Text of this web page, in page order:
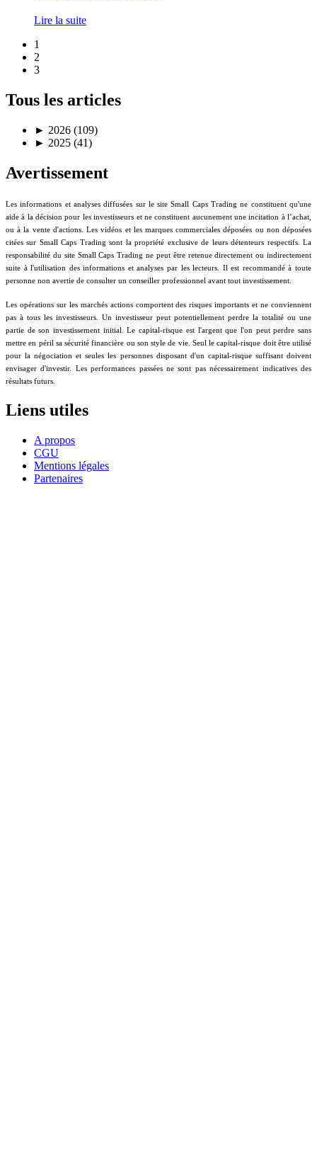
Lire la suite
1
2
3
Tous les articles
► 2026 (109)
► 2025 (41)
Avertissement
Les informations et analyses diffusées sur le site Small Caps Trading ne constituent qu'une
aide à la décision pour les investisseurs et ne constituent aucunement une incitation à l’achat,
ou à la vente d'actions. Les vidéos et les marques commerciales déposées ou non déposées
citées sur Small Caps Trading sont la propriété exclusive de leurs détenteurs respectifs. La
responsabilité du site Small Caps Trading ne peut être retenue directement ou indirectement
suite à l'utilisation des informations et analyses par les lecteurs. Il est recommandé à toute
personne non avertie de consulter un conseiller professionnel avant tout investissement.
Les opérations sur les marchés actions comportent des risques importants et ne conviennent
pas à tous les investisseurs. Un investisseur peut potentiellement perdre la totalité ou une
partie de son investissement initial. Le capital-risque est l'argent que l'on peut perdre sans
mettre en péril sa sécurité financière ou son style de vie. Seul le capital-risque doit être utilisé
pour la négociation et seules les personnes disposant d'un capital-risque suffisant doivent
envisager d'investir. Les performances passées ne sont pas nécessairement indicatives des
résultats futurs.
Liens utiles
A propos
CGU
Mentions légales
Partenaires